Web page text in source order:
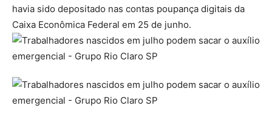
havia sido depositado nas contas poupança digitais da
Caixa Econômica Federal em 25 de junho.